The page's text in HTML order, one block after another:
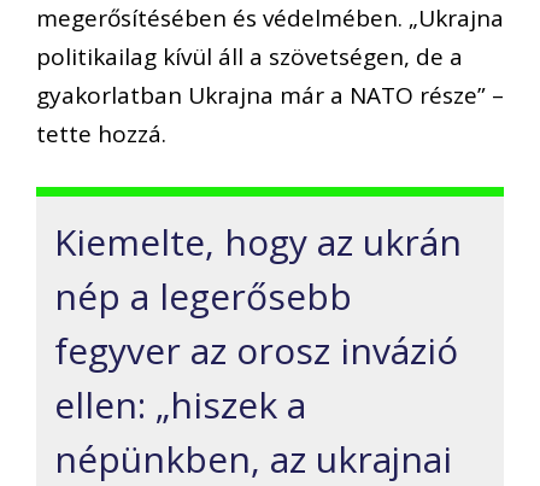
megerősítésében és védelmében. „Ukrajna
politikailag kívül áll a szövetségen, de a
gyakorlatban Ukrajna már a NATO része” –
tette hozzá.
Kiemelte, hogy az ukrán
nép a legerősebb
fegyver az orosz invázió
ellen: „hiszek a
népünkben, az ukrajnai